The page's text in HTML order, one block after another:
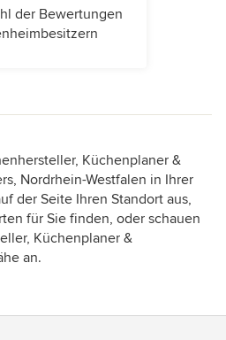
der Bewertungen
Küchenplaner &
Nordrhein-Westfalen in Ihrer
der Seite Ihren Standort aus,
für Sie finden, oder schauen
Küchenplaner &
an.